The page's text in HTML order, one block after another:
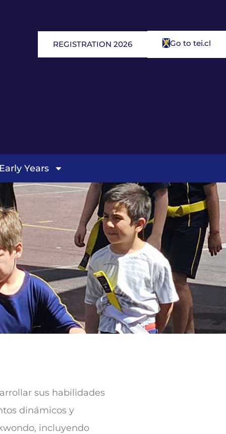
Go to tei.cl
REGISTRATION 2026
Years
sus habilidades
dinámicos y
incluyendo